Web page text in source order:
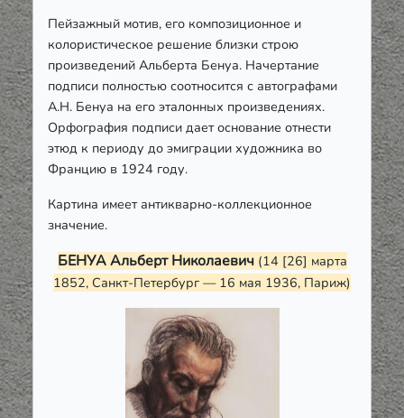
Пейзажный мотив, его композиционное и
колористическое решение близки строю
произведений Альберта Бенуа. Начертание
подписи полностью соотносится с автографами
А.Н. Бенуа на его эталонных произведениях.
Орфография подписи дает основание отнести
этюд к периоду до эмиграции художника во
Францию в 1924 году.
Картина имеет антикварно-коллекционное
значение.
БЕНУА Альберт Николаевич (14 [26] марта
1852, Санкт-Петербург — 16 мая 1936, Париж)